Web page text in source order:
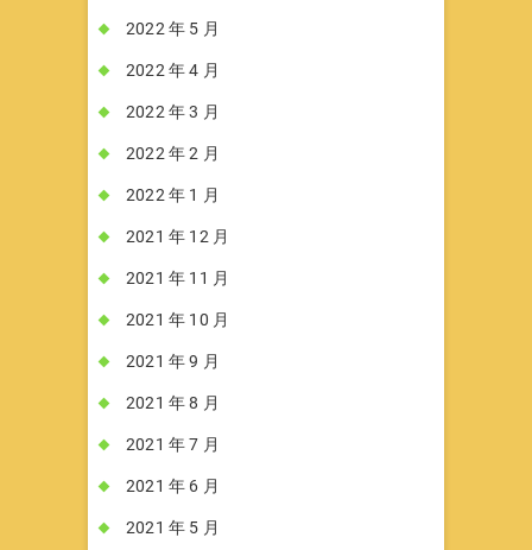
2022 年 5 月
2022 年 4 月
2022 年 3 月
2022 年 2 月
2022 年 1 月
2021 年 12 月
2021 年 11 月
2021 年 10 月
2021 年 9 月
2021 年 8 月
2021 年 7 月
2021 年 6 月
2021 年 5 月